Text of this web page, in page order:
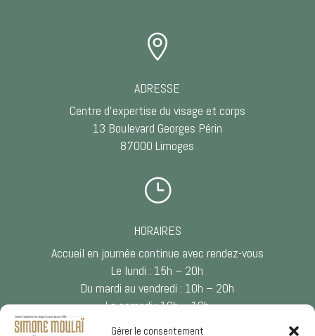
Gérer le consentement

ADRESSE
Centre d’expertise du visage et corps
13 Boulevard Georges Périn
87000 Limoges
}
HORAIRES
Accueil en journée continue avec rendez-vous
Le lundi : 15h – 20h
Du mardi au vendredi : 10h – 20h
Le samedi : 10h – 18h